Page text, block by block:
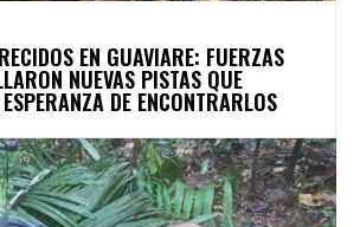
EN GUAVIARE: FUERZAS
NUEVAS PISTAS QUE
DE ENCONTRARLOS